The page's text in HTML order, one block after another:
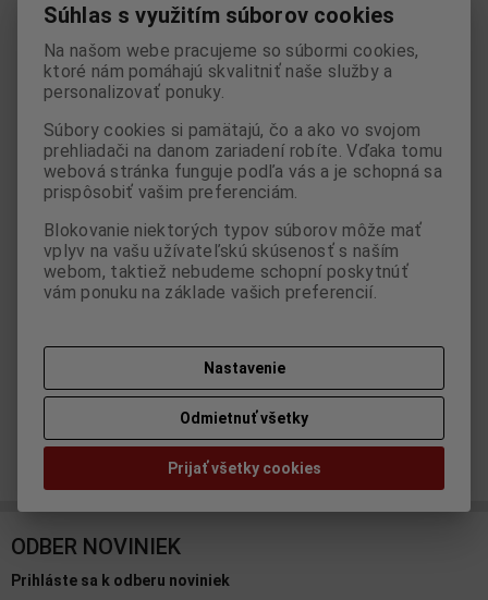


ks Pridať do košíka
Porovnať Pridať k oblúbeným Strážny pes
Tlač
Skladom:1 ks ISBN:S1804817
Doporučiť výrobok
ODBER NOVINIEK
Prihláste sa k odberu noviniek
Súhlas s využitím súborov cookies
Na našom webe pracujeme so súbormi cookies,
ktoré nám pomáhajú skvalitniť naše služby a
personalizovať ponuky.
Súbory cookies si pamätajú, čo a ako vo svojom
prehliadači na danom zariadení robíte. Vďaka tomu
webová stránka funguje podľa vás a je schopná sa
prispôsobiť vašim preferenciám.
Blokovanie niektorých typov súborov môže mať
vplyv na vašu užívateľskú skúsenosť s naším
webom, taktiež nebudeme schopní poskytnúť
vám ponuku na základe vašich preferencií.
Nastavenie
Odmietnuť všetky
Prijať všetky cookies